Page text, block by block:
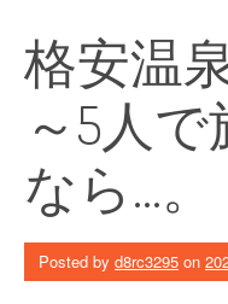
格安温
～5人で
なら…。
Posted by d8rc3295 on